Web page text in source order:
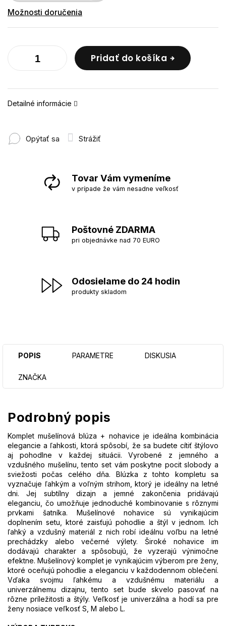
Možnosti doručenia
Pridať do košíka
Detailné informácie
Opýtať sa Strážiť
Tovar Vám vymeníme
v prípade že vám nesadne veľkosť
Poštovné ZDARMA
pri objednávke nad 70 EURO
Odosielame do 24 hodin
produkty skladom
POPIS PARAMETRE DISKUSIA
ZNAČKA
Podrobný popis
Komplet mušelínová blúza + nohavice je ideálna kombinácia
elegancie a ľahkosti, ktorá spôsobí, že sa budete cítiť štýlovo
aj pohodlne v každej situácii. Vyrobené z jemného a
vzdušného mušelínu, tento set vám poskytne pocit slobody a
sviežosti počas celého dňa. Blúzka z tohto kompletu sa
vyznačuje ľahkým a voľným strihom, ktorý je ideálny na letné
dni. Jej subtílny dizajn a jemné zakončenia pridávajú
eleganciu, čo umožňuje jednoduché kombinovanie s rôznymi
prvkami šatníka. Mušelínové nohavice sú vynikajúcim
doplnením setu, ktoré zaisťujú pohodlie a štýl v jednom. Ich
ľahký a vzdušný materiál z nich robí ideálnu voľbu na letné
prechádzky alebo večerné výlety. Široké nohavice im
dodávajú charakter a spôsobujú, že vyzerajú výnimočne
efektne. Mušelínový komplet je vynikajúcim výberom pre ženy,
ktoré oceňujú pohodlie a eleganciu v každodennom oblečení.
Vďaka svojmu ľahkému a vzdušnému materiálu a
univerzálnemu dizajnu, tento set bude skvelo pasovať na
rôzne príležitosti a štýly. Veľkosť je univerzálna a hodí sa pre
ženy nosiace veľkosť S, M alebo L.